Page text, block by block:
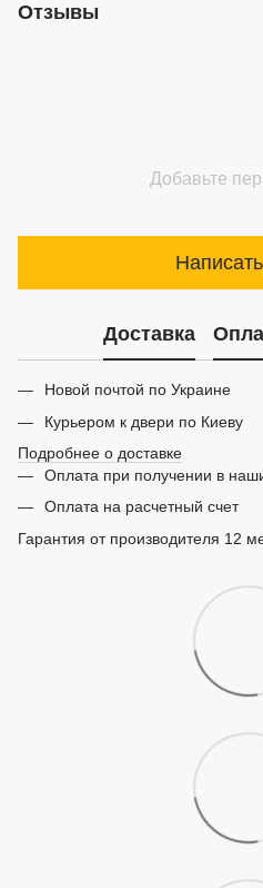
Отзывы
Добавьте
Доставка
Новой почтой по Украине
Курьером к двери по Киеву
Подробнее о доставке
Оплата при получении в
Оплата на расчетный счет
Гарантия от производителя 12